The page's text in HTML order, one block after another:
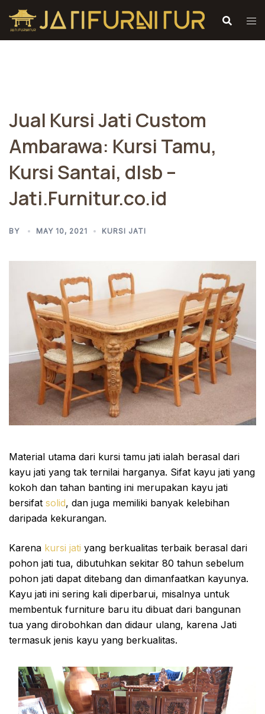
Skip
content
Jual Kursi Jati Custom
Ambarawa: Kursi Tamu,
Kursi Santai, dlsb –
Jati.Furnitur.co.id
BY MAY 10, 2021 KURSI JATI
Material utama dari kursi tamu jati ialah berasal dari
kayu jati yang tak ternilai harganya. Sifat kayu jati yang
kokoh dan tahan banting ini merupakan kayu jati
bersifat solid, dan juga memiliki banyak kelebihan
daripada kekurangan.
Karena kursi jati yang berkualitas terbaik berasal dari
pohon jati tua, dibutuhkan sekitar 80 tahun sebelum
pohon jati dapat ditebang dan dimanfaatkan kayunya.
Kayu jati ini sering kali diperbarui, misalnya untuk
membentuk furniture baru itu dibuat dari bangunan
tua yang dirobohkan dan didaur ulang, karena Jati
termasuk jenis kayu yang berkualitas.